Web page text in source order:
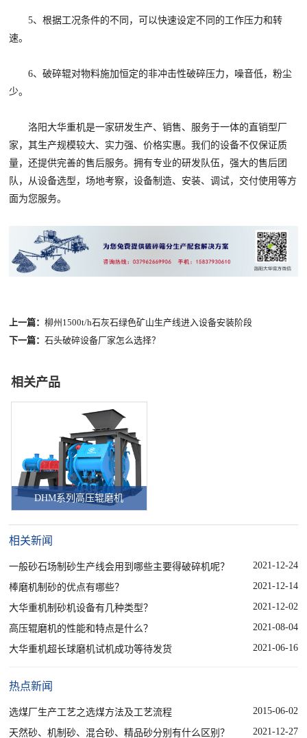
5、根据工况条件的不同，可以快速设定不同的工作压力和转
速。
6、破碎辊对物料施加恒定的非冲击性破碎压力，噪音低，粉尘
少。
洛阳大华重机是一家研发生产、销售、服务于一体的直销型厂
家，其生产规模较大、实力强、价格实惠。我们的设备不仅保证质
量，还提供完善的售后服务。拥有专业的研发队伍，强大的售后团
队，从设备选型，场地考察，设备制造、安装、调试，交付使用等方
面为您服务。
上一篇：柳州1500t/h石灰石绿色矿山生产线进入设备安装阶段
下一篇：石头破碎设备厂家怎么选择？
相关产品
DHM系列高压辊磨机
相关新闻
2021-12-24
一般砂石场制砂生产线会用到哪些主要得破碎机呢？
2021-12-14
棒磨机制砂的优点有哪些？
2021-12-02
大华重机制砂机设备有几种类型？
2021-08-04
高压辊磨机的性能和特点是什么？
2021-06-16
大华重机超长球磨机试机成功等待发货
热点新闻
2015-06-02
选煤厂生产工艺之选煤方法及工艺流程
2021-12-27
天然砂、机制砂、混合砂、精品砂分别有什么区别？